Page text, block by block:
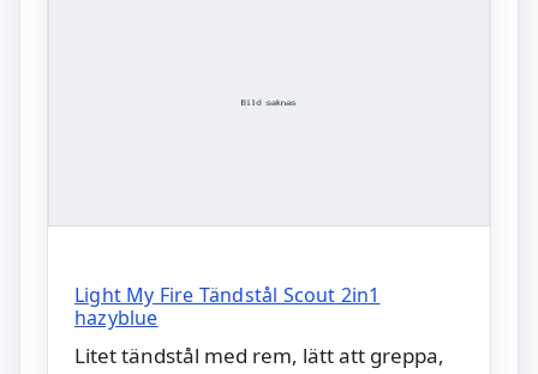
Light My Fire Tändstål Scout 2in1
hazyblue
Litet tändstål med rem, lätt att greppa,